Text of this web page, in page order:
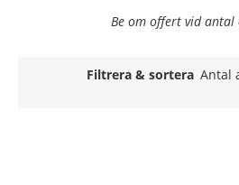
Be om offert vid antal
Filtrera & sortera Antal